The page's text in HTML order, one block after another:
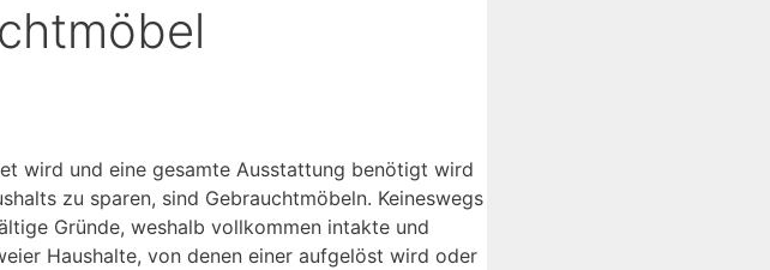
wird und eine gesamte Ausstattung benötigt wird
zu sparen, sind Gebrauchtmöbeln. Keineswegs
Gründe, weshalb vollkommen intakte und
Haushalte, von denen einer aufgelöst wird oder